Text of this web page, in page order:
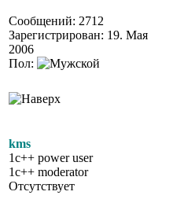
Сообщений: 2712
Зарегистрирован: 19. Мая
2006
Пол:
kms
1c++ power user
1c++ moderator
Отсутствует